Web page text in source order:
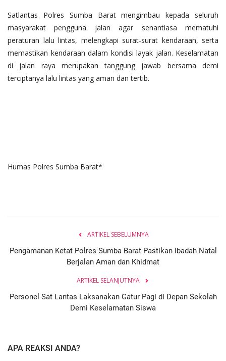
Satlantas Polres Sumba Barat mengimbau kepada seluruh
masyarakat pengguna jalan agar senantiasa mematuhi
peraturan lalu lintas, melengkapi surat-surat kendaraan, serta
memastikan kendaraan dalam kondisi layak jalan. Keselamatan
di jalan raya merupakan tanggung jawab bersama demi
terciptanya lalu lintas yang aman dan tertib.
Humas Polres Sumba Barat*
ARTIKEL SEBELUMNYA
Pengamanan Ketat Polres Sumba Barat Pastikan Ibadah Natal
Berjalan Aman dan Khidmat
ARTIKEL SELANJUTNYA
Personel Sat Lantas Laksanakan Gatur Pagi di Depan Sekolah
Demi Keselamatan Siswa
APA REAKSI ANDA?